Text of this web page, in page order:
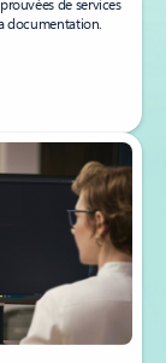
de services
documentation.